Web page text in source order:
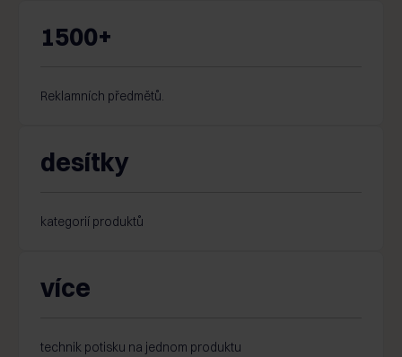
1500+
Reklamních předmětů.
desítky
kategorií produktů
více
technik potisku na jednom produktu